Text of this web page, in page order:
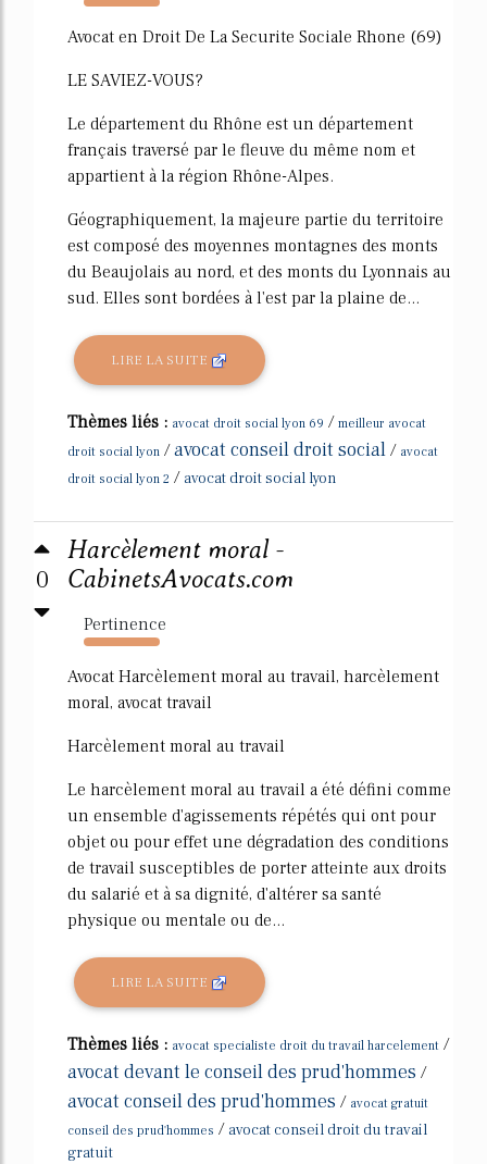
268%
Avocat en Droit De La Securite Sociale Rhone (69)
LE SAVIEZ-VOUS?
Le département du Rhône est un département
français traversé par le fleuve du même nom et
appartient à la région Rhône-Alpes.
Géographiquement, la majeure partie du territoire
est composé des moyennes montagnes des monts
du Beaujolais au nord, et des monts du Lyonnais au
sud. Elles sont bordées à l'est par la plaine de...
LIRE LA SUITE
Thèmes liés : avocat droit social lyon 69 / meilleur avocat
droit social lyon /avocat conseil droit social / avocat
droit social lyon 2 / avocat droit social lyon
0
Harcèlement moral -
CabinetsAvocats.com
Pertinence
231%
Avocat Harcèlement moral au travail, harcèlement
moral, avocat travail
Harcèlement moral au travail
Le harcèlement moral au travail a été défini comme
un ensemble d'agissements répétés qui ont pour
objet ou pour effet une dégradation des conditions
de travail susceptibles de porter atteinte aux droits
du salarié et à sa dignité, d'altérer sa santé
physique ou mentale ou de...
LIRE LA SUITE
Thèmes liés : avocat specialiste droit du travail harcelement /
avocat devant le conseil des prud'hommes /
avocat conseil des prud'hommes / avocat gratuit
conseil des prud'hommes / avocat conseil droit du travail
gratuit